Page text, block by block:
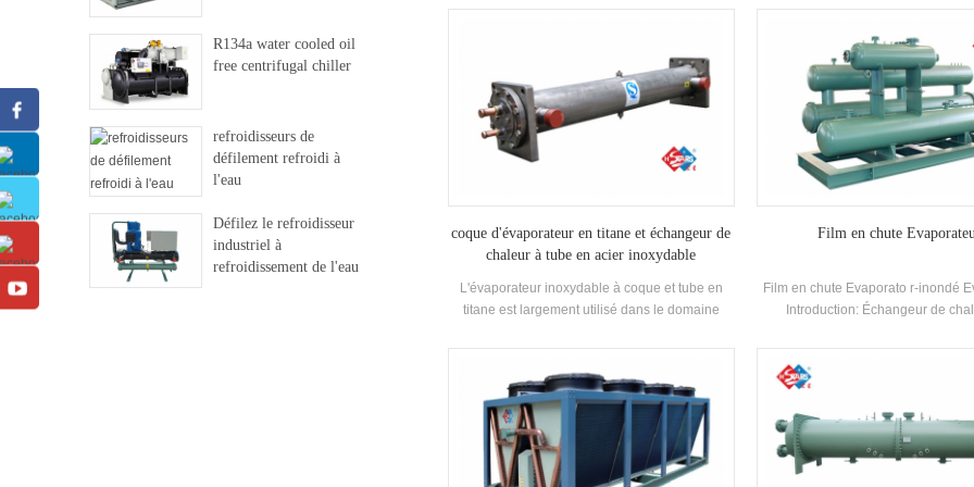
réfrigération, le gaz et d'autres
coque d'évaporateur en titane et échangeur de
chaleur à tube en acier inoxydable
L'évaporateur inoxydable à coque et tube en
titane est largement utilisé dans le domaine
doivent traiter un liquide chimique ou corrosif.
cet évaporateur aussiassurer une efficacité de
transfert de chaleur élevée.
Film en chute
Film en chute Evaporato r-inondé
Introduction: Échangeur de
Capacité de refroidissement
2000kw Applications: Équipement
aliments et autres sites
Paramètres: Capacité de
Range: 120.3kw ~ 2000kw
R134a water cooled oil
free centrifugal chiller
refroidisseurs de
défilement refroidi à
l'eau
Défilez le refroidisseur
industriel à
refroidissement de l'eau